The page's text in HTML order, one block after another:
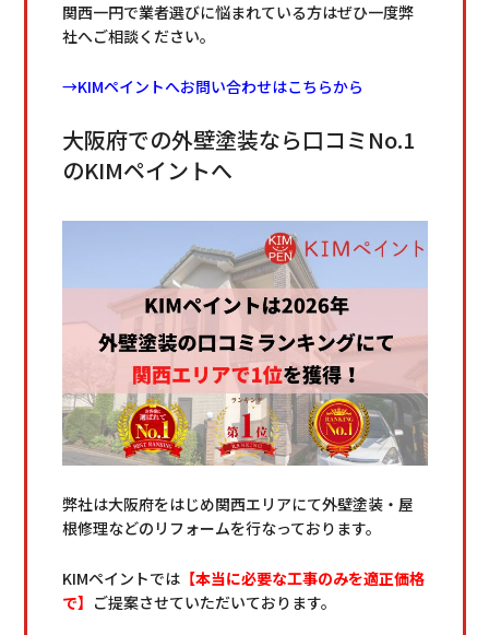
関西一円で業者選びに悩まれている方はぜひ一度弊
社へご相談ください。
→KIMペイントへお問い合わせはこちらから
大阪府での外壁塗装なら口コミNo.1
のKIMペイントへ
弊社は大阪府をはじめ関西エリアにて外壁塗装・屋
根修理などのリフォームを行なっております。
KIMペイントでは【本当に必要な工事のみを適正価格
で】 ご提案させていただいております。